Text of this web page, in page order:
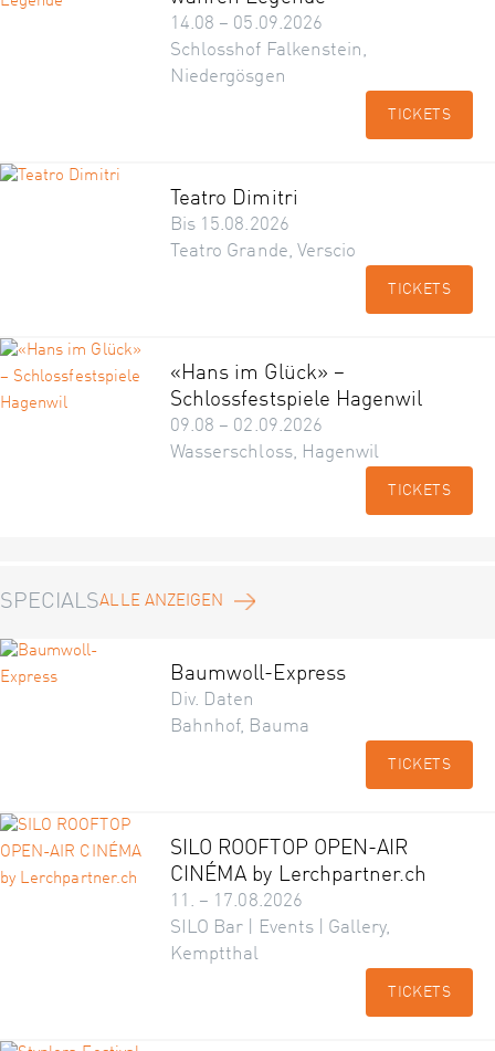
14.08 – 05.09.2026
Schlosshof Falkenstein,
Niedergösgen
TICKETS
Teatro Dimitri
Bis 15.08.2026
Teatro Grande, Verscio
TICKETS
«Hans im Glück» –
Schlossfestspiele Hagenwil
09.08 – 02.09.2026
Wasserschloss, Hagenwil
TICKETS
SPECIALSALLE ANZEIGEN
Baumwoll-Express
Div. Daten
Bahnhof, Bauma
TICKETS
SILO ROOFTOP OPEN-AIR
CINÉMA by Lerchpartner.ch
11. – 17.08.2026
SILO Bar | Events | Gallery,
Kemptthal
TICKETS